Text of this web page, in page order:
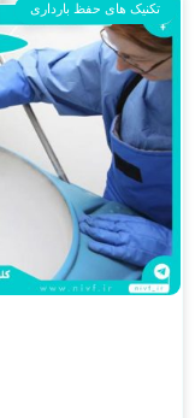
تکنیک های حفظ بارداری